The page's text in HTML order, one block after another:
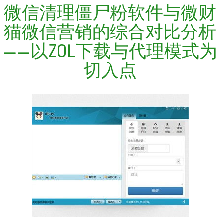
微信清理僵尸粉软件与微财
猫微信营销的综合对比分析
——以ZOL下载与代理模式为
切入点